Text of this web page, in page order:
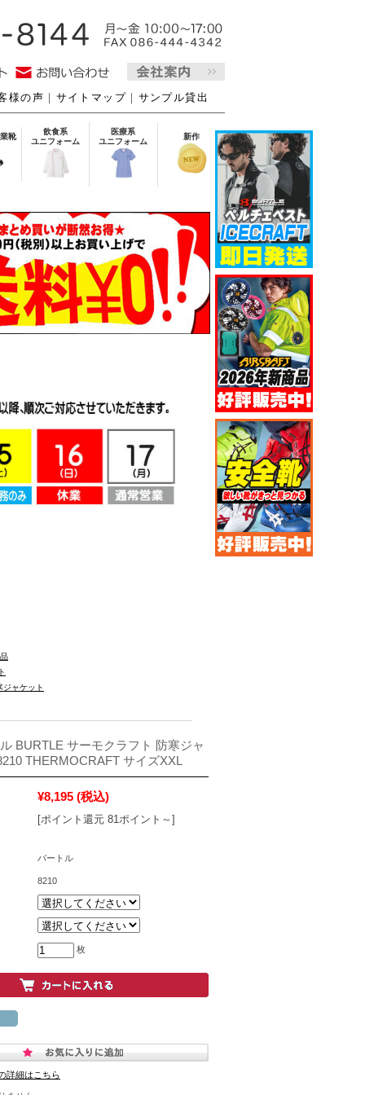
様の声 ｜ サイトマップ ｜ サンプル貸出
靴
飲食系
ユニフォーム
医療系
ユニフォーム
新作
ャケット
BURTLE サーモクラフト 防寒ジャ
THERMOCRAFT サイズXXL
¥8,195 (税込)
[ポイント還元 81ポイント～]
バートル
8210
枚
詳細はこちら